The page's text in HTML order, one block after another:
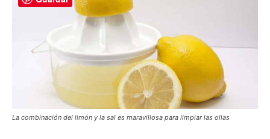
La combinación del limón y la sal es maravillosa para limpiar las ollas